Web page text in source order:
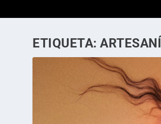
ETIQUETA: